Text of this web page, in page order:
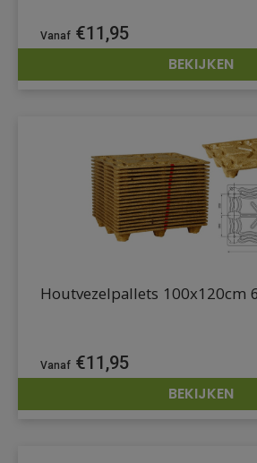
€11,95
BEKIJKEN
Houtvezelpallets 100x120cm
€11,95
BEKIJKEN